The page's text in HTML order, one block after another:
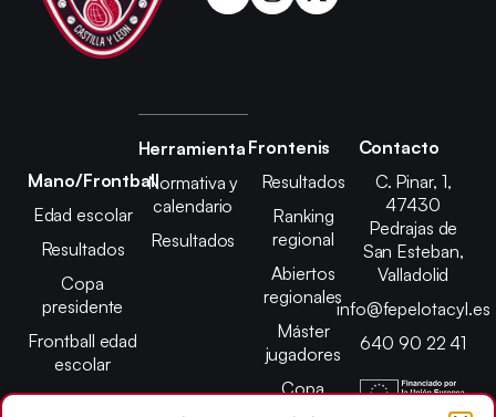
Mano/Frontball
Edad escolar
Resultados
Copa
presidente
Frontball edad
escolar
Herramienta
Normativa y
calendario
Resultados
Frontenis
Resultados
Ranking
regional
Abiertos
regionales
Máster
jugadores
Copa
presidente
Contacto
C. Pinar, 1,
47430
Pedrajas de
San Esteban,
Valladolid
info@fepelotacyl.es
640 90 22 41